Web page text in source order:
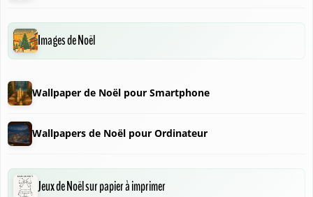
Images de Noël
Wallpaper de Noël pour Smartphone
Wallpapers de Noël pour Ordinateur
Jeux de Noël sur papier à imprimer